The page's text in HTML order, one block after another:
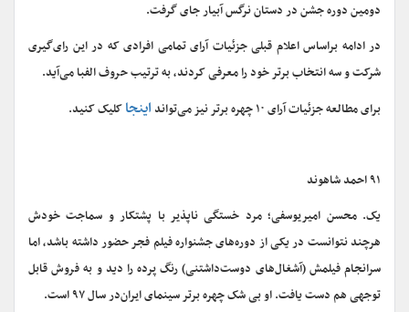
دومین دوره جشن در دستان نرگس آبیار جای گرفت.
در ادامه براساس اعلام قبلی جزئیات آرای تمامی افرادی که در این رای‌گیری
شرکت و سه انتخاب برتر خود را معرفی کردند، به ترتیب حروف الفبا می‌آید.
برای مطالعه جزئیات آرای ۱۰ چهره برتر نیز می‌تواند
اینجاکلیک کنید.
۹۱ احمد شاهوند
یک. محسن امیریوسفی؛ مرد خستگی ناپذیر با پشتکار و سماجت خودش
هرچند نتوانست در یکی از دوره‌های جشنواره فیلم فجر حضور داشته باشد، اما
سرانجام فیلمش (آشغال‌های دوست‌داشتنی) رنگ پرده را دید و به فروش قابل
توجهی هم دست یافت. او بی شک چهره برتر سینمای ایران‌در سال ۹۷ است.